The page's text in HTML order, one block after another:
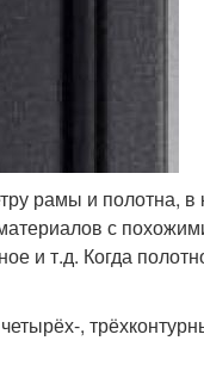
рамы и полотна,
с
и т.д. Когда
,